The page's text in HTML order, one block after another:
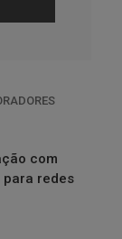
com
redes